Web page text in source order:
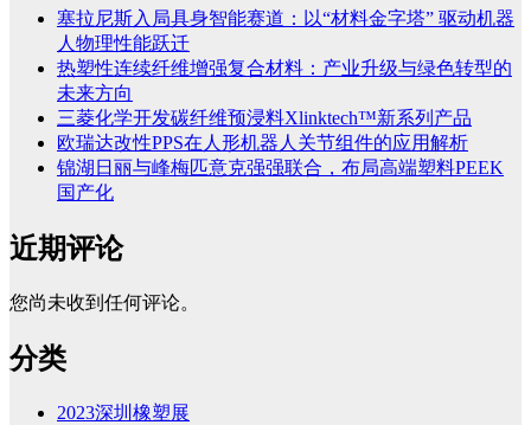
塞拉尼斯入局具身智能赛道：以“材料金字塔” 驱动机器
人物理性能跃迁
热塑性连续纤维增强复合材料：产业升级与绿色转型的
未来方向
三菱化学开发碳纤维预浸料Xlinktech™新系列产品
欧瑞达改性PPS在人形机器人关节组件的应用解析
锦湖日丽与峰梅匹意克强强联合，布局高端塑料PEEK
国产化
近期评论
您尚未收到任何评论。
分类
2023深圳橡塑展